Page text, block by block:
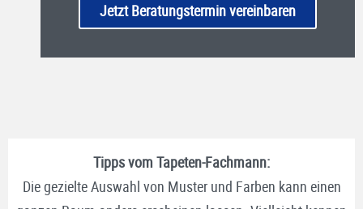
Jetzt Beratungstermin vereinbaren
Tipps vom Tapeten-Fachmann:
Die gezielte Auswahl von Muster und Farben kann einen